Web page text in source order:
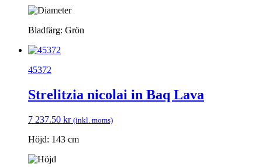
Bladfärg: Grön
45372
Strelitzia nicolai in Baq Lava
7 237.50 kr (inkl. moms)
Höjd: 143 cm